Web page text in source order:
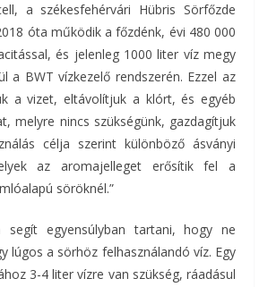
a székesfehérvári Hübris Sörfőzde
óta működik a főzdénk, évi 480 000
és jelenleg 1000 liter víz megy
a BWT vízkezelő rendszerén. Ezzel az
a vizet, eltávolítjuk a klórt, és egyéb
melyre nincs szükségünk, gazdagítjuk
célja szerint különböző ásványi
az aromajelleget erősítik fel a
söröknél.”
egyensúlyban tartani, hogy ne
lúgos a sörhöz felhasználandó víz. Egy
3-4 liter vízre van szükség, ráadásul